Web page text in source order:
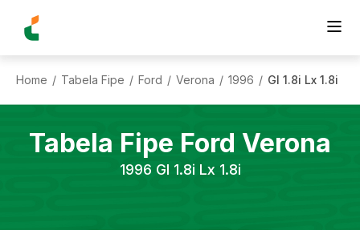
Home / Tabela Fipe / Ford / Verona / 1996 / Gl 1.8i Lx 1.8i
Tabela Fipe Ford Verona
1996 Gl 1.8i Lx 1.8i